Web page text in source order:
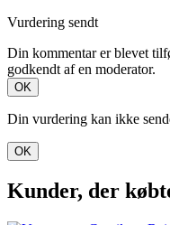
Vurdering sendt
Din kommentar er blevet
godkendt af en moderator.
OK
Din vurdering kan ikke
OK
Kunder, der